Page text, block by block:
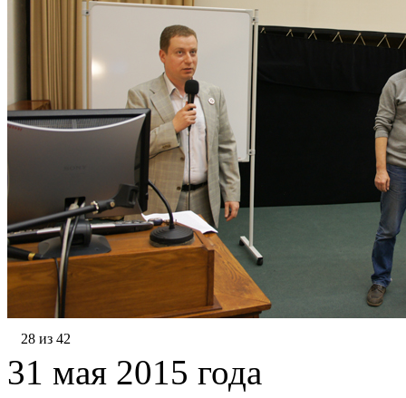
28 из 42
31 мая 2015 года